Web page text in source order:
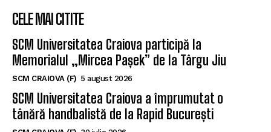
CELE MAI CITITE
SCM Universitatea Craiova participă la
Memorialul „Mircea Pașek” de la Târgu Jiu
SCM CRAIOVA (F) 5 august 2026
SCM Universitatea Craiova a împrumutat o
tânără handbalistă de la Rapid București